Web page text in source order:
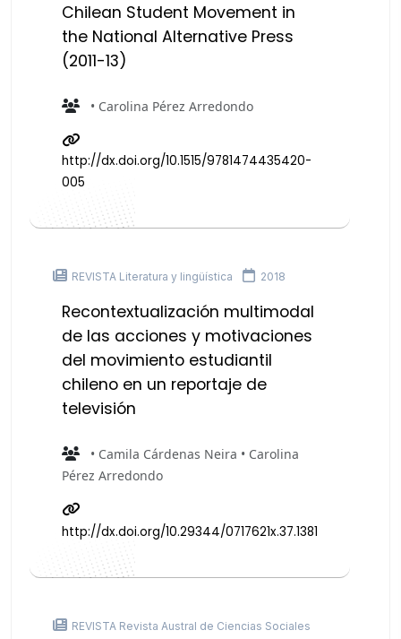
Chilean Student Movement in
the National Alternative Press
(2011-13)
• Carolina Pérez Arredondo
http://dx.doi.org/10.1515/9781474435420-
005
REVISTA Literatura y lingüística 2018
Recontextualización multimodal
de las acciones y motivaciones
del movimiento estudiantil
chileno en un reportaje de
televisión
• Camila Cárdenas Neira • Carolina
Pérez Arredondo
http://dx.doi.org/10.29344/0717621x.37.1381
REVISTA Revista Austral de Ciencias Sociales